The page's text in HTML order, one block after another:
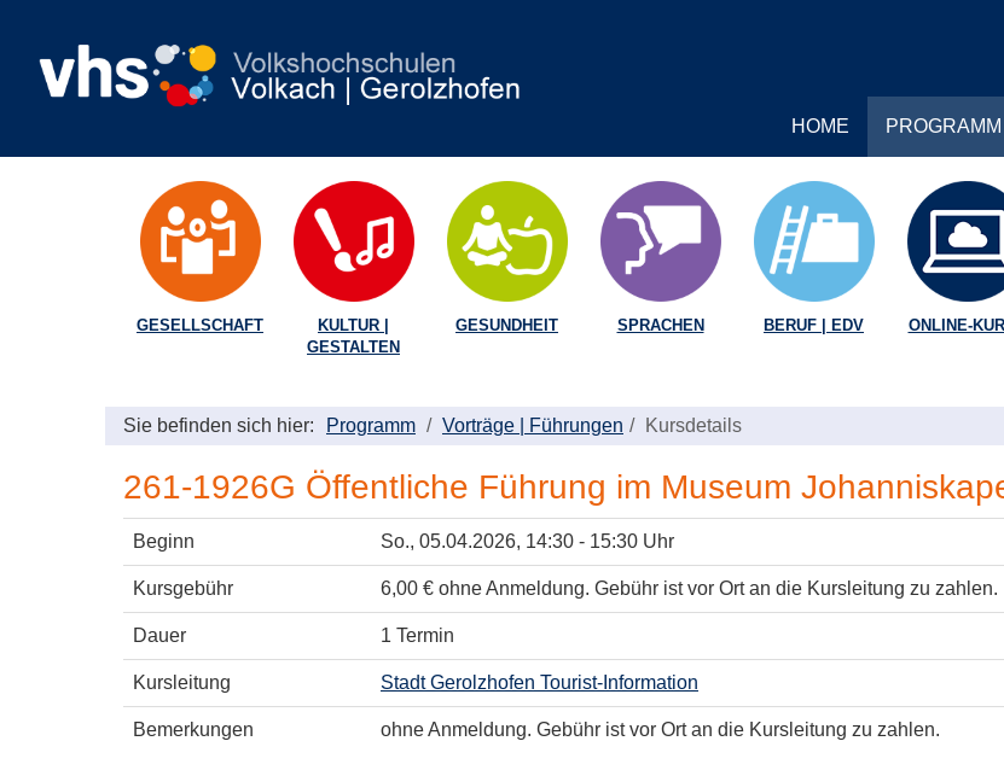
HOME PROGRAMM
GESELLSCHAFT
KULTUR |
GESTALTEN
GESUNDHEIT SPRACHEN BERUF | EDV ONLINE-
Sie befinden sich hier: Programm Vorträge | Führungen Kursdetails
261-1926G Öffentliche Führung im Museum
Beginn So., 05.04.2026, 14:30 - 15:30 Uhr
Kursgebühr 6,00 € ohne Anmeldung. Gebühr ist vor Ort an die Kursleitung zu zahlen.
Dauer 1 Termin
Kursleitung Stadt Gerolzhofen Tourist-Information
Bemerkungen ohne Anmeldung. Gebühr ist vor Ort an die Kursleitung zu zahlen.